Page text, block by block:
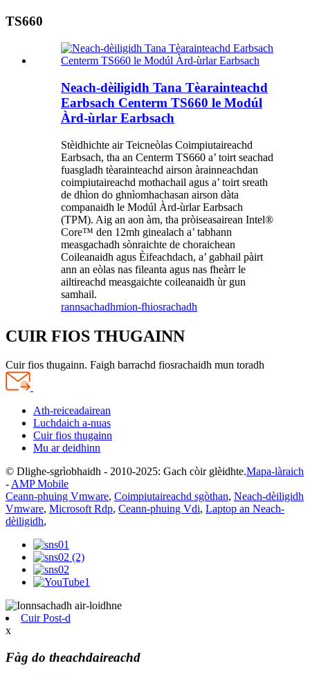
TS660
Neach-dèiligidh Tana Tèarainteachd
Earbsach Centerm TS660 le Modúl
Àrd-ùrlar Earbsach
Stèidhichte air Teicneòlas Coimpiutaireachd
Earbsach, tha an Centerm TS660 a’ toirt seachad
fuasgladh tèarainteachd airson àrainneachdan
coimpiutaireachd mothachail agus a’ toirt sreath
de dhìon do ghnìomhachasan airson dàta
companaidh le Modúl Àrd-ùrlar Earbsach
(TPM). Aig an aon àm, tha pròiseasairean Intel®
Core™ den 12mh ginealach a’ tabhann
measgachadh sònraichte de choraichean
Coileanaidh agus Èifeachdach, a’ gabhail pàirt
ann an eòlas nas fileanta agus nas fheàrr le
ailtireachd measgaichte coileanaidh ùr gun
samhail.
rannsachadhmion-fhiosrachadh
CUIR FIOS THUGAINN
Cuir fios thugainn. Faigh barrachd fiosrachaidh mun toradh
Ath-reiceadairean
Luchdaich a-nuas
Cuir fios thugainn
Mu ar deidhinn
© Dlighe-sgrìobhaidh - 2010-2025: Gach còir glèidhte.Mapa-làraich
-AMP Mobile
Ceann-phuing Vmware, Coimpiutaireachd sgòthan, Neach-dèiligidh
Vmware, Microsoft Rdp, Ceann-phuing Vdi, Laptop an Neach-
dèiligidh,
Cuir Post-d
x
Fàg do theachdaireachd